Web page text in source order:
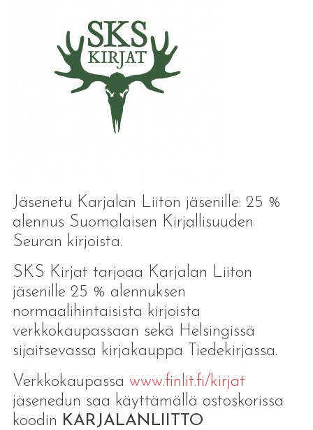
Jäsenetu Karjalan Liiton jäsenille: 25 %
alennus Suomalaisen Kirjallisuuden
Seuran kirjoista.
SKS Kirjat tarjoaa Karjalan Liiton
jäsenille 25 % alennuksen
normaalihintaisista kirjoista
verkkokaupassaan sekä Helsingissä
sijaitsevassa kirjakauppa Tiedekirjassa.
Verkkokaupassa www.finlit.fi/kirjat
jäsenedun saa käyttämällä ostoskorissa
koodin KARJALANLIITTO